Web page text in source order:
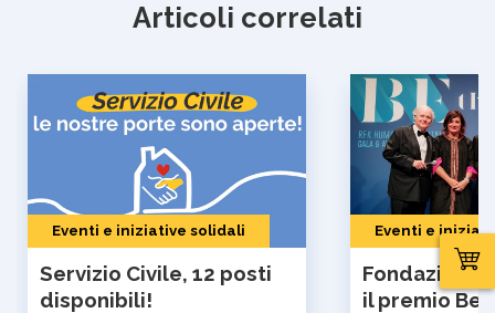
Articoli correlati
Eventi e iniziative solidali
Servizio Civile, 12 posti
disponibili!
Eventi e
Fondazione
il premio Be